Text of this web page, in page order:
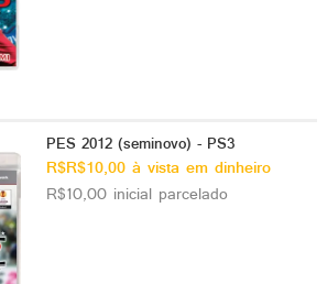
PES 2012 (seminovo) - PS3
R$R$10,00 à vista em dinheiro
R$10,00 inicial parcelado